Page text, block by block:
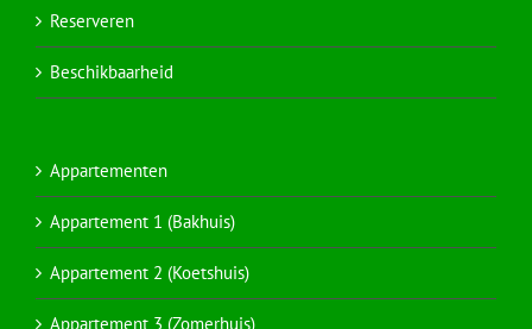
Reserveren
Beschikbaarheid
Appartementen
Appartement 1 (Bakhuis)
Appartement 2 (Koetshuis)
Appartement 3 (Zomerhuis)